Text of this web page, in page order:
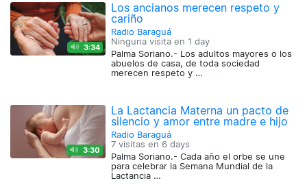
3:34
Los ancianos merecen respeto y
cariño
Radio Baraguá
Ninguna visita en 1 day
Palma Soriano.- Los adultos mayores o los
abuelos de casa, de toda sociedad
merecen respeto y …
3:30
La Lactancia Materna un pacto de
silencio y amor entre madre e hijo
Radio Baraguá
7 visitas en 6 days
Palma Soriano.- Cada año el orbe se une
para celebrar la Semana Mundial de la
Lactancia …